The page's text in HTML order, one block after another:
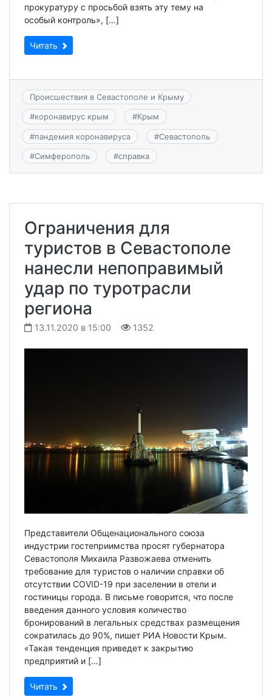
прокуратуру с просьбой взять эту тему на
особый контроль», […]
Читать
Происшествия в Севастополе и Крыму
#коронавирус крым #Крым
#пандемия коронавируса #Севастополь
#Симферополь #справка
Ограничения для
туристов в Севастополе
нанесли непоправимый
удар по туротрасли
региона
13.11.2020 в 15:00 1352
Представители Общенационального союза
индустрии гостеприимства просят губернатора
Севастополя Михаила Развожаева отменить
требование для туристов о наличии справки об
отсутствии COVID-19 при заселении в отели и
гостиницы города. В письме говорится, что после
введения данного условия количество
бронирований в легальных средствах размещения
сократилась до 90%, пишет РИА Новости Крым.
«Такая тенденция приведет к закрытию
предприятий и […]
Читать